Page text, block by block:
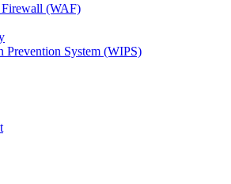
(WAF)
Prevention System (WIPS)